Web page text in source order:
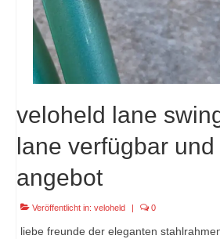
veloheld lane
lane verfügbar und
angebot
Veröffentlicht in: veloheld 0
liebe freunde der eleganten